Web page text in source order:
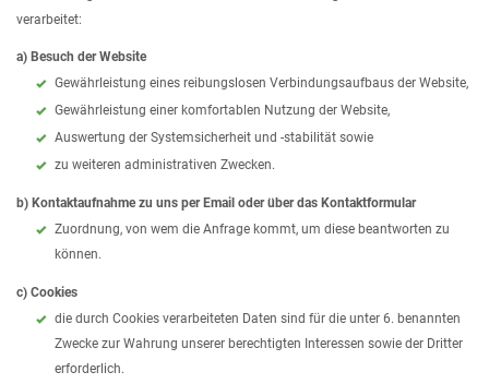
verarbeitet:
a) Besuch der Website
Gewährleistung eines reibungslosen Verbindungsaufbaus der Website,
Gewährleistung einer komfortablen Nutzung der Website,
Auswertung der Systemsicherheit und -stabilität sowie
zu weiteren administrativen Zwecken.
b) Kontaktaufnahme zu uns per Email oder über das Kontaktformular
Zuordnung, von wem die Anfrage kommt, um diese beantworten zu
können.
c) Cookies
die durch Cookies verarbeiteten Daten sind für die unter 6. benannten
Zwecke zur Wahrung unserer berechtigten Interessen sowie der Dritter
erforderlich.